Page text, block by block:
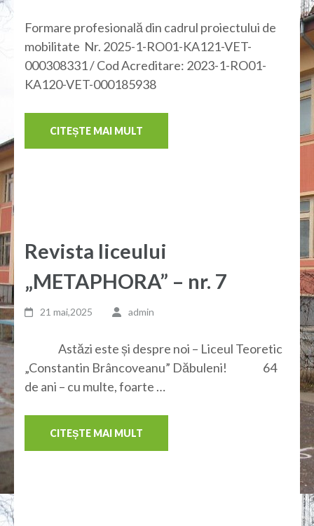
Formare profesională din cadrul proiectului de
mobilitate Nr. 2025-1-RO01-KA121-VET-
000308331 / Cod Acreditare: 2023-1-RO01-
KA120-VET-000185938
CITEȘTE MAI MULT
Revista liceului
„METAPHORA” – nr. 7
21 mai,2025 admin
Astăzi este și despre noi – Liceul Teoretic
„Constantin Brâncoveanu” Dăbuleni! 64
de ani – cu multe, foarte …
CITEȘTE MAI MULT